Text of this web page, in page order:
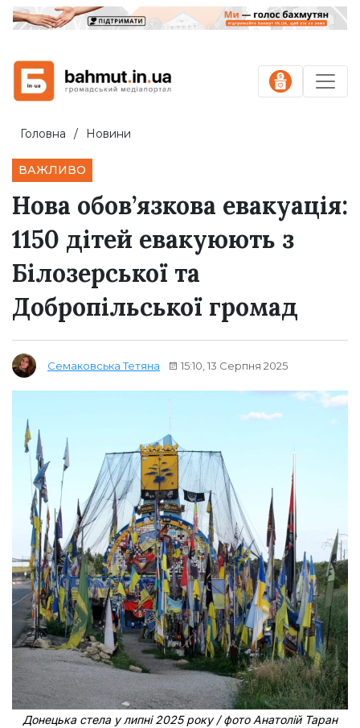
Головна Новини
ВАЖЛИВО
Нова обов’язкова евакуація:
1150 дітей евакуюють з
Білозерської та
Добропільської громад
Семаковська Тетяна 15:10, 13 Серпня 2025
Донецька стела у липні 2025 року / фото Анатолій Таран